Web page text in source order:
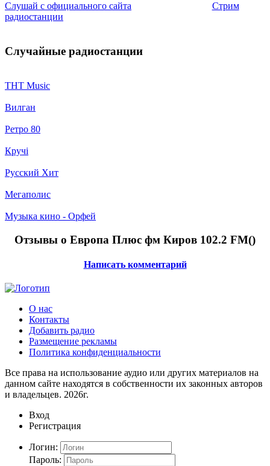
Слушай с официального сайта
Стрим
радиостанции
Случайные радиостанции
ТНТ Music
Вилган
Ретро 80
Кручі
Русский Хит
Мегаполис
Музыка кино - Орфей
Отзывы о Европа Плюс фм Киров 102.2 FM()
Написать комментарий
О нас
Контакты
Добавить радио
Размещение рекламы
Политика конфиденциальности
Все права на использование аудио или других материалов на
данном сайте находятся в собственности их законных авторов
и владельцев. 2026г.
Вход
Регистрация
Логин:
Пароль: